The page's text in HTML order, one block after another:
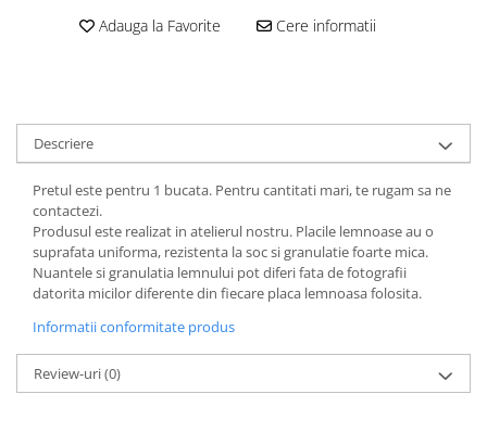
Adauga la Favorite Cere informatii
Descriere
Pretul este pentru 1 bucata. Pentru cantitati mari, te rugam sa ne
contactezi.
Produsul este realizat in atelierul nostru. Placile lemnoase au o
suprafata uniforma, rezistenta la soc si granulatie foarte mica.
Nuantele si granulatia lemnului pot diferi fata de fotografii
datorita micilor diferente din fiecare placa lemnoasa folosita.
Informatii conformitate produs
Review-uri(0)